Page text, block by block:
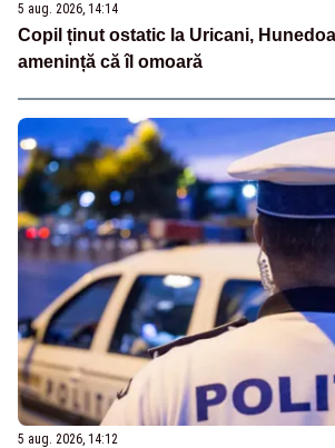
5 aug. 2026, 14:14
Copil ținut ostatic la Uricani,
amenință că îl omoară
5 aug. 2026, 14:12